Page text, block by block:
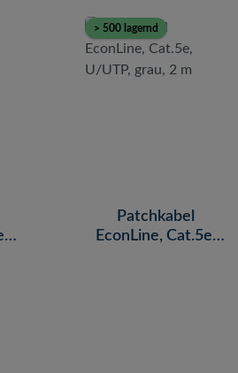
> 500 lagernd
Patchkabel
EconLine, Cat.5e,